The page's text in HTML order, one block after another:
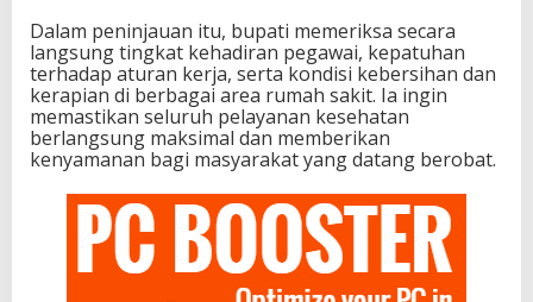
Dalam peninjauan itu, bupati memeriksa secara
langsung tingkat kehadiran pegawai, kepatuhan
terhadap aturan kerja, serta kondisi kebersihan dan
kerapian di berbagai area rumah sakit. Ia ingin
memastikan seluruh pelayanan kesehatan
berlangsung maksimal dan memberikan
kenyamanan bagi masyarakat yang datang berobat.